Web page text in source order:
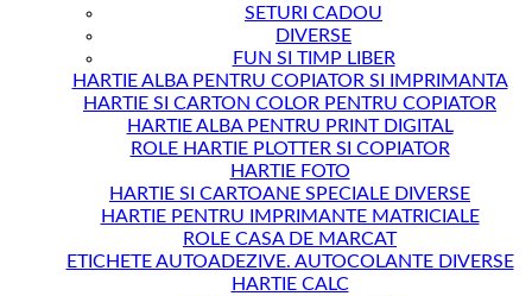
SETURI CADOU
DIVERSE
FUN SI TIMP LIBER
HARTIE ALBA PENTRU COPIATOR SI IMPRIMANTA
HARTIE SI CARTON COLOR PENTRU COPIATOR
HARTIE ALBA PENTRU PRINT DIGITAL
ROLE HARTIE PLOTTER SI COPIATOR
HARTIE FOTO
HARTIE SI CARTOANE SPECIALE DIVERSE
HARTIE PENTRU IMPRIMANTE MATRICIALE
ROLE CASA DE MARCAT
ETICHETE AUTOADEZIVE. AUTOCOLANTE DIVERSE
HARTIE CALC